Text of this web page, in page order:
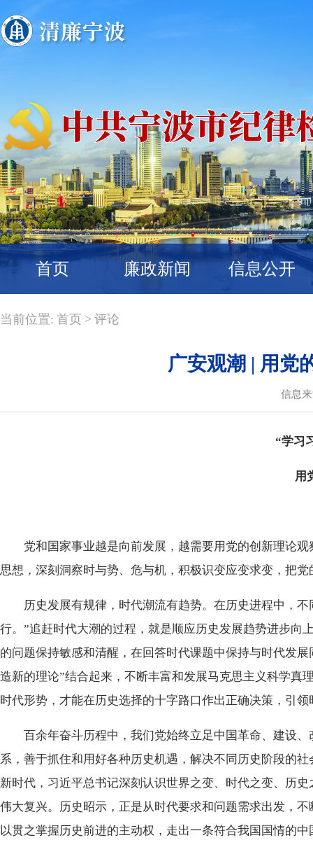
首页 廉政新闻 信息公开
当前位置: 首页 > 评论
广安观潮 | 用党
信息
“学习
用
党和国家事业越是向前发展，越需要用党的创新理论观
思想，深刻洞察时与势、危与机，积极识变应变求变，把
历史发展有规律，时代潮流有趋势。在历史进程中，不
行。”追赶时代大潮的过程，就是顺应历史发展趋势进步向
的问题保持敏感和清醒，在回答时代课题中保持与时代发
造新的理论”结合起来，不断丰富和发展马克思主义科学真
时代形势，才能在历史选择的十字路口作出正确决策，引
百余年奋斗历程中，我们党始终立足中国革命、建设、
系，善于抓住和用好各种历史机遇，解决不同历史阶段的
新时代，习近平总书记深刻认识世界之变、时代之变、历
伟大复兴。历史昭示，正是从时代要求和问题需求出发，
以贯之掌握历史前进的主动权，走出一条符合我国国情的